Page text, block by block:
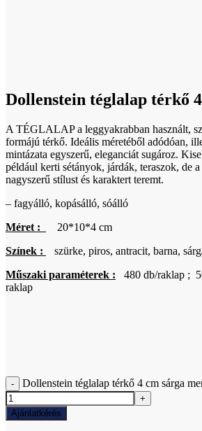
Dollenstein téglalap térkő
A TÉGLALAP a leggyakrabban használt,
formájú térkő. Ideális méretéből adódóan,
mintázata egyszerű, eleganciát sugároz.
például kerti sétányok, járdák, teraszok, de
nagyszerű stílust és karaktert teremt.
– fagyálló, kopásálló, sóálló
Méret :
20*10*4 cm
Színek :
szürke, piros, antracit, barna,
Műszaki paraméterek : 480 db/raklap ;
raklap
Dollenstein téglalap térkő 4 cm sárga
Ajánlatkérés